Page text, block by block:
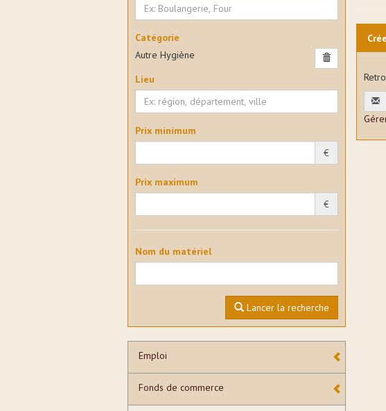
Catégorie
Autre Hygiène
Lieu
Prix minimum
€
Prix maximum
€
Nom du matériel
Lancer la recherche
Emploi
Fonds de commerce